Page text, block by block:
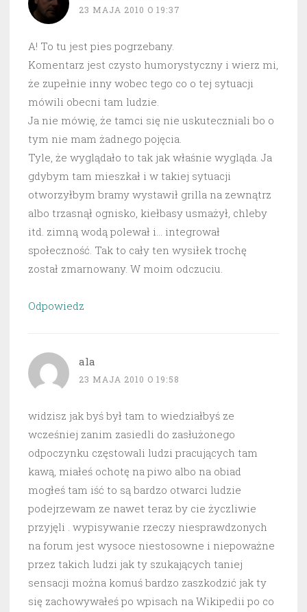
23 MAJA 2010 O 19:37
A! To tu jest pies pogrzebany.
Komentarz jest czysto humorystyczny i wierz mi,
że zupełnie inny wobec tego co o tej sytuacji
mówili obecni tam ludzie.
Ja nie mówię, że tamci się nie uskuteczniali bo o
tym nie mam żadnego pojęcia.
Tyle, że wyglądało to tak jak właśnie wygląda. Ja
gdybym tam mieszkał i w takiej sytuacji
otworzyłbym bramy wystawił grilla na zewnątrz
albo trzasnął ognisko, kiełbasy usmażył, chleby
itd. zimną wodą polewał i… integrował
społeczność. Tak to cały ten wysiłek trochę
został zmarnowany. W moim odczuciu.
Odpowiedz
ala
23 MAJA 2010 O 19:58
widzisz jak byś był tam to wiedziałbyś ze
wcześniej zanim zasiedli do zasłużonego
odpoczynku częstowali ludzi pracujących tam
kawą, miałeś ochotę na piwo albo na obiad
mogłeś tam iść to są bardzo otwarci ludzie
podejrzewam ze nawet teraz by cie życzliwie
przyjęli . wypisywanie rzeczy niesprawdzonych
na forum jest wysoce niestosowne i niepoważne
przez takich ludzi jak ty szukających taniej
sensacji można komuś bardzo zaszkodzić jak ty
się zachowywałeś po wpisach na Wikipedii po co